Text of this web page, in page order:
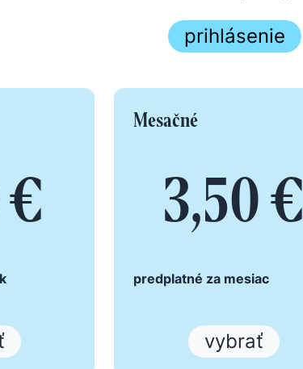
prihlásenie
Mesačné
3,50 €
predplatné za mesiac
vybrať